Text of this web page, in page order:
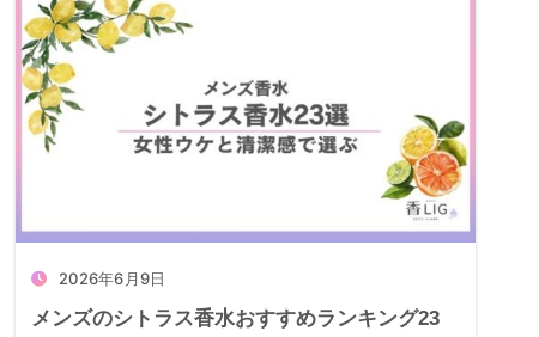
2026年6月9日
メンズのシトラス香水おすすめランキング23